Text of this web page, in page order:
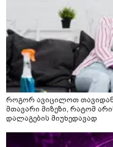
როგორ ავიცილოთ თავიდან
მთავარი მიზეზი, რატომ
დალაგების მიუხედავად